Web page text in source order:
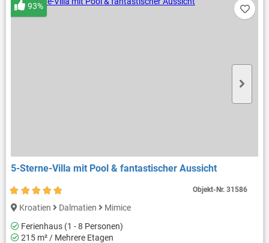
5-Sterne-Villa mit Pool & fantastischer Aussicht
93%
Kroatien Dalmatien
Mimice
Ferienhaus (1 - 8 Personen)
215 m² / Mehrere Etagen
Objekt-Nr.31586